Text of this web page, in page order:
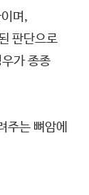
며,
판단으로
가 종종
주는 뼈암에